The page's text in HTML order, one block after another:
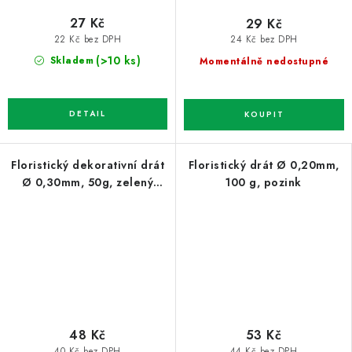
Skladem (>10 ks)
22 Kč bez DPH
27 Kč
Momentálně nedostupné
24 Kč bez DPH
29 Kč
Floristický dekorativní drát
Ø 0,30mm, 50g, zelený
48 Kč
Floristický drát Ø 0,20mm,
100 g, pozink
53 Kč